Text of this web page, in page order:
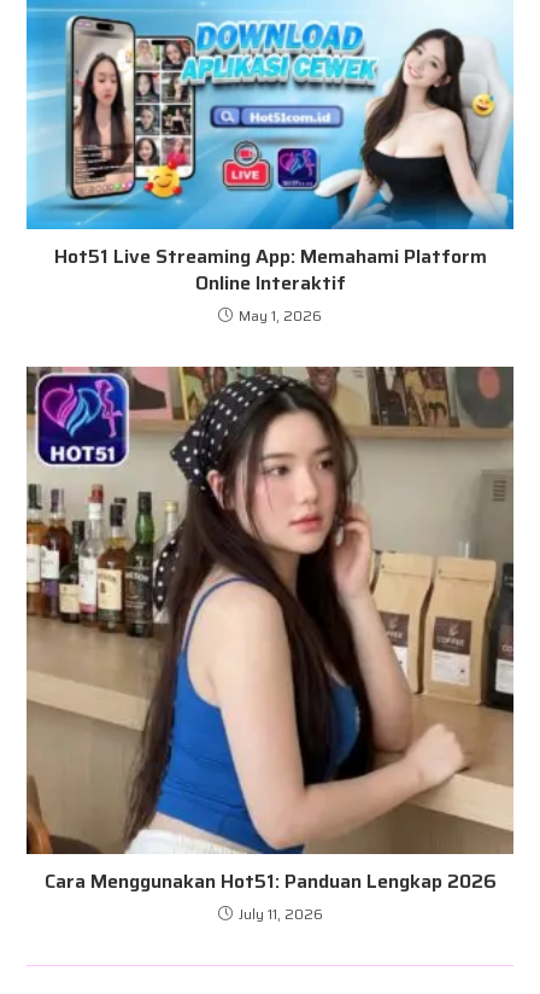
Hot51 Live Streaming App: Memahami Platform
Online Interaktif
May 1, 2026
Cara Menggunakan Hot51: Panduan Lengkap 2026
July 11, 2026